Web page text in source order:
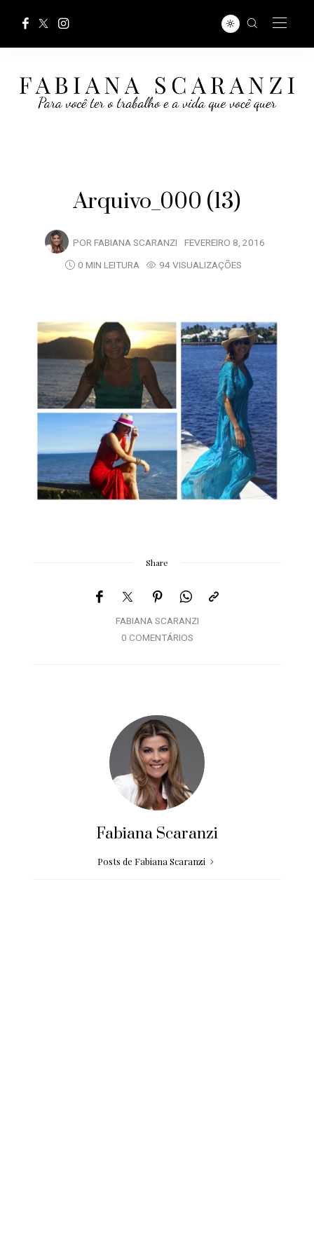
Arquivo_000 (13)
POR FABIANA SCARANZI FEVEREIRO 8, 2016
0 MIN LEITURA
94 VISUALIZAÇÕES
Share
FABIANA SCARANZI
0 COMENTÁRIOS
Fabiana Scaranzi
Posts de Fabiana Scaranzi